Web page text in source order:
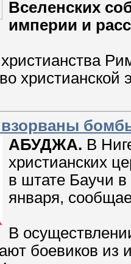
Вселенских
империи и
АБУДЖА. В
христианских
в штате Баучи
января,
В
боевиков из